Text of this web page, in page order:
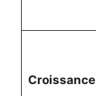
Croissance